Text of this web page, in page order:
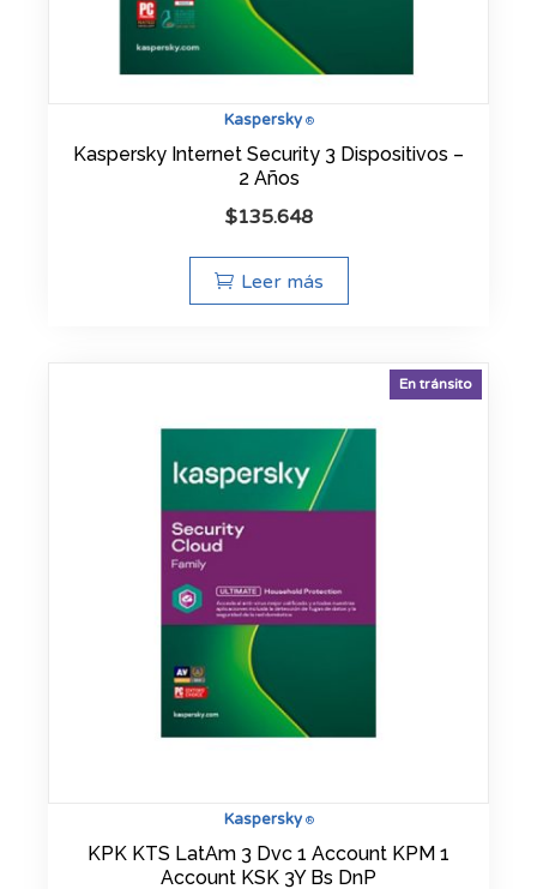
Kaspersky®
Kaspersky Internet Security 3 Dispositivos –
2 Años
$135.648
Leer más
Kaspersky®
En tránsito
KPK KTS LatAm 3 Dvc 1 Account KPM 1
Account KSK 3Y Bs DnP